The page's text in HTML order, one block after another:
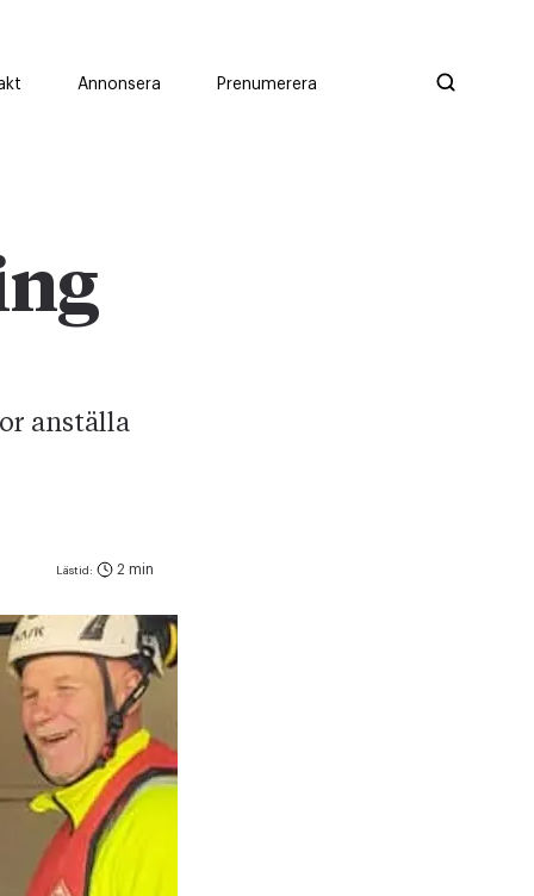
Annonsera Prenumerera
anställa
Lästid: 2 min